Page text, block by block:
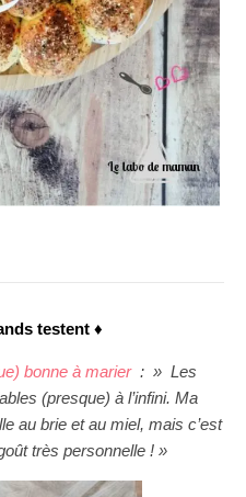
testent ♦
bonne à marier : » Les
(presque) à l’infini. Ma
au brie et au miel, mais c’est
très personnelle ! »